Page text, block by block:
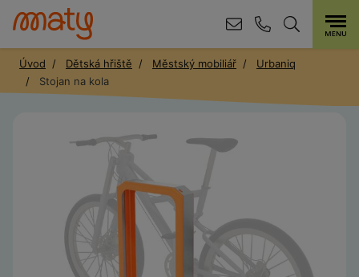
Úvod Dětská hřiště Městský mobiliář
Urbaniq
Stojan na kola